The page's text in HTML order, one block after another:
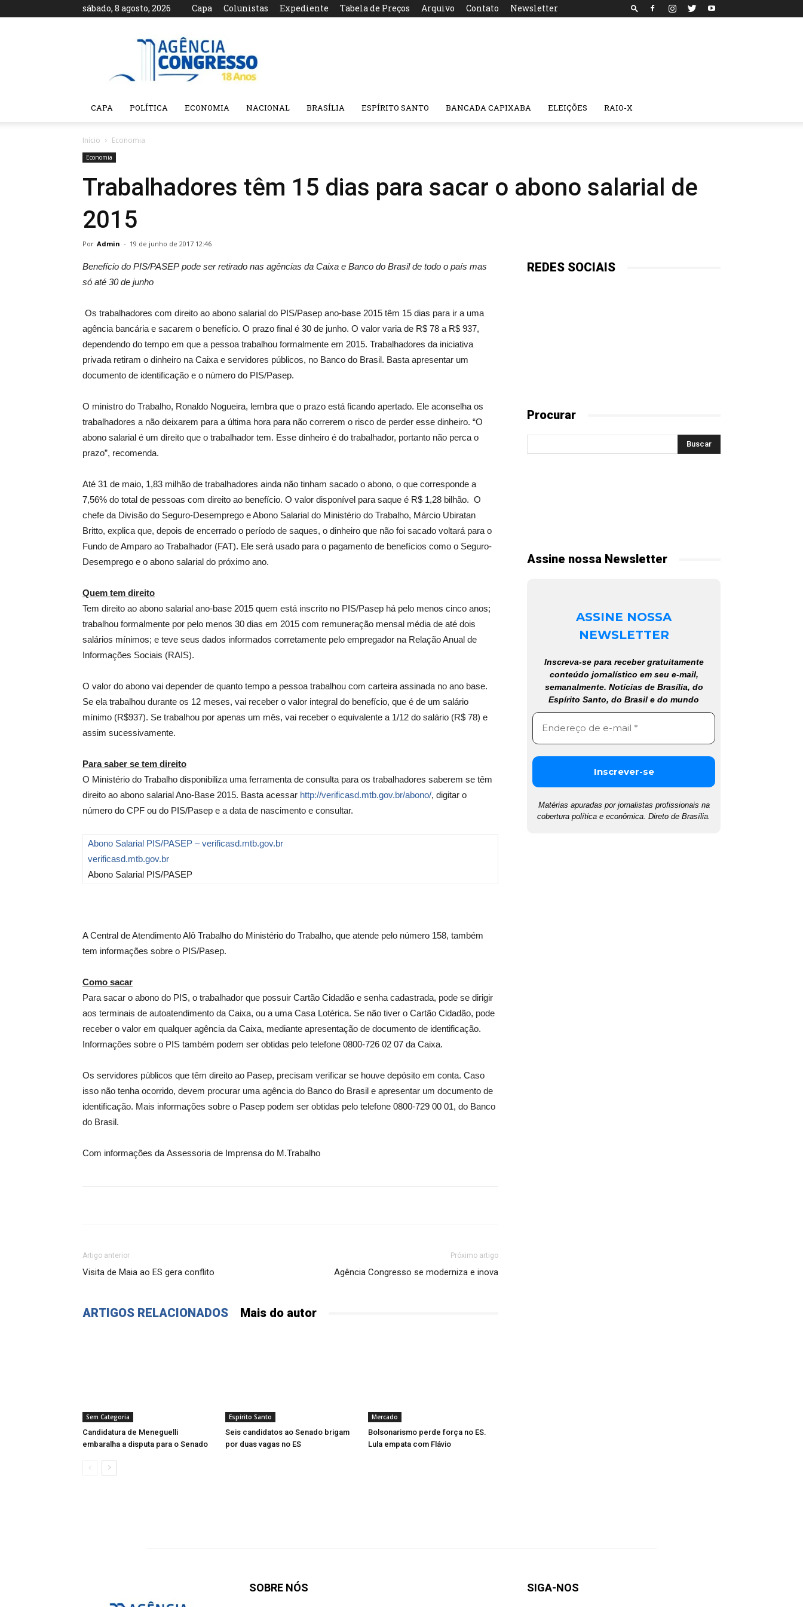
sábado, 8 agosto, 2026 Capa Colunistas Expediente Tabela de Preços Arquivo Contato Newsletter
Agência
CAPA POLÍTICA ECONOMIA NACIONAL BRASÍLIA ESPÍRITO SANTO BANCADA CAPIXABA ELEIÇÕES RAIO-X
Início Economia
Economia
Trabalhadores têm 15 dias para sacar o abono salarial de
2015
Por Admin - 19 de junho de 2017 12:46
Benefício do PIS/PASEP pode ser retirado nas agências da Caixa e Banco do Brasil de todo o país mas
só até 30 de junho
Os trabalhadores com direito ao abono salarial do PIS/Pasep ano-base 2015 têm 15 dias para ir a uma
agência bancária e sacarem o benefício. O prazo final é 30 de junho. O valor varia de R$ 78 a R$ 937,
dependendo do tempo em que a pessoa trabalhou formalmente em 2015. Trabalhadores da iniciativa
privada retiram o dinheiro na Caixa e servidores públicos, no Banco do Brasil. Basta apresentar um
documento de identificação e o número do PIS/Pasep.
O ministro do Trabalho, Ronaldo Nogueira, lembra que o prazo está ficando apertado. Ele aconselha os
trabalhadores a não deixarem para a última hora para não correrem o risco de perder esse dinheiro. “O
abono salarial é um direito que o trabalhador tem. Esse dinheiro é do trabalhador, portanto não perca o
prazo”, recomenda.
Até 31 de maio, 1,83 milhão de trabalhadores ainda não tinham sacado o abono, o que corresponde a
7,56% do total de pessoas com direito ao benefício. O valor disponível para saque é R$ 1,28 bilhão. O
chefe da Divisão do Seguro-Desemprego e Abono Salarial do Ministério do Trabalho, Márcio Ubiratan
Britto, explica que, depois de encerrado o período de saques, o dinheiro que não foi sacado voltará para o
Fundo de Amparo ao Trabalhador (FAT). Ele será usado para o pagamento de benefícios como o Seguro-
Desemprego e o abono salarial do próximo ano.
Quem tem direito
Tem direito ao abono salarial ano-base 2015 quem está inscrito no PIS/Pasep há pelo menos cinco anos;
trabalhou formalmente por pelo menos 30 dias em 2015 com remuneração mensal média de até dois
salários mínimos; e teve seus dados informados corretamente pelo empregador na Relação Anual de
Informações Sociais (RAIS).
O valor do abono vai depender de quanto tempo a pessoa trabalhou com carteira assinada no ano base.
Se ela trabalhou durante os 12 meses, vai receber o valor integral do benefício, que é de um salário
mínimo (R$937). Se trabalhou por apenas um mês, vai receber o equivalente a 1/12 do salário (R$ 78) e
assim sucessivamente.
Para saber se tem direito
O Ministério do Trabalho disponibiliza uma ferramenta de consulta para os trabalhadores saberem se têm
direito ao abono salarial Ano-Base 2015. Basta acessar http://verificasd.mtb.gov.br/abono/, digitar o
número do CPF ou do PIS/Pasep e a data de nascimento e consultar.
Abono Salarial PIS/PASEP – verificasd.mtb.gov.br
verificasd.mtb.gov.br
Abono Salarial PIS/PASEP
A Central de Atendimento Alô Trabalho do Ministério do Trabalho, que atende pelo número 158, também
tem informações sobre o PIS/Pasep.
Como sacar
Para sacar o abono do PIS, o trabalhador que possuir Cartão Cidadão e senha cadastrada, pode se dirigir
aos terminais de autoatendimento da Caixa, ou a uma Casa Lotérica. Se não tiver o Cartão Cidadão, pode
receber o valor em qualquer agência da Caixa, mediante apresentação de documento de identificação.
Informações sobre o PIS também podem ser obtidas pelo telefone 0800-726 02 07 da Caixa.
Os servidores públicos que têm direito ao Pasep, precisam verificar se houve depósito em conta. Caso
isso não tenha ocorrido, devem procurar uma agência do Banco do Brasil e apresentar um documento de
identificação. Mais informações sobre o Pasep podem ser obtidas pelo telefone 0800-729 00 01, do Banco
do Brasil.
Com informações da Assessoria de Imprensa do M.Trabalho
Artigo anterior
Visita de Maia ao ES gera conflito
Próximo artigo
Agência Congresso se moderniza e inova
ARTIGOS RELACIONADOS Mais do autor
Sem Categoria
Candidatura de Meneguelli
embaralha a disputa para o Senado
Espírito Santo
Seis candidatos ao Senado brigam
por duas vagas no ES
Mercado
Bolsonarismo perde força no ES.
Lula empata com Flávio
REDES SOCIAIS
Procurar
Assine nossa Newsletter
ASSINE NOSSA
NEWSLETTER
Inscreva-se para receber gratuitamente
conteúdo jornalístico em seu e-mail,
semanalmente. Notícias de Brasília, do
Espírito Santo, do Brasil e do mundo
Matérias apuradas por jornalistas profissionais na
cobertura política e econômica. Direto de Brasília.
SOBRE NÓS SIGA-NOS